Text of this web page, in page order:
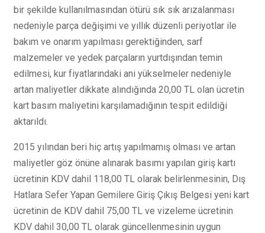
bir şekilde kullanılmasından ötürü sık sık arızalanması
nedeniyle parça değişimi ve yıllık düzenli periyotlar ile
bakım ve onarım yapılması gerektiğinden, sarf
malzemeler ve yedek parçaların yurtdışından temin
edilmesi, kur fiyatlarındaki ani yükselmeler nedeniyle
artan maliyetler dikkate alındığında 20,00 TL olan ücretin
kart basım maliyetini karşılamadığının tespit edildiği
aktarıldı.
2015 yılından beri hiç artış yapılmamış olması ve artan
maliyetler göz önüne alınarak basımı yapılan giriş kartı
ücretinin KDV dahil 118,00 TL olarak belirlenmesinin, Dış
Hatlara Sefer Yapan Gemilere Giriş Çıkış Belgesi yeni kart
ücretinin de KDV dahil 75,00 TL ve vizeleme ücretinin
KDV dahil 30,00 TL olarak güncellenmesinin uygun